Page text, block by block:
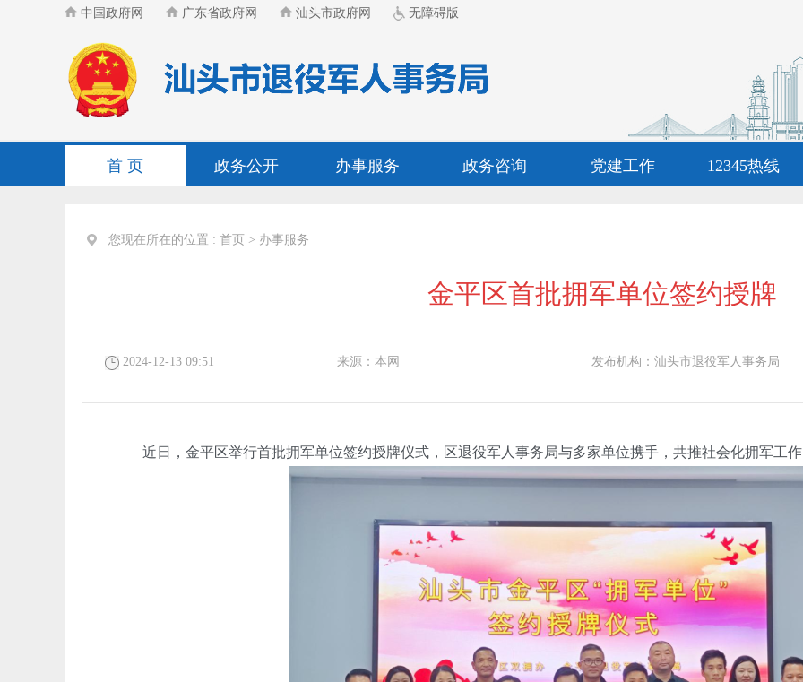
中国政府网 广东省政府网 汕头市政府网 无障碍版
首 页 政务公开 办事服务 政务咨询 党建工作 12345热线
您现在所在的位置 : 首页 > 办事服务
金平区首批拥军单位签约授牌
2024-12-13 09:51 来源：本网 发布机构：汕头市退役军人事务局
近日，金平区举行首批拥军单位签约授牌仪式，区退役军人事务局与多家单位携手，共推社会化拥军工